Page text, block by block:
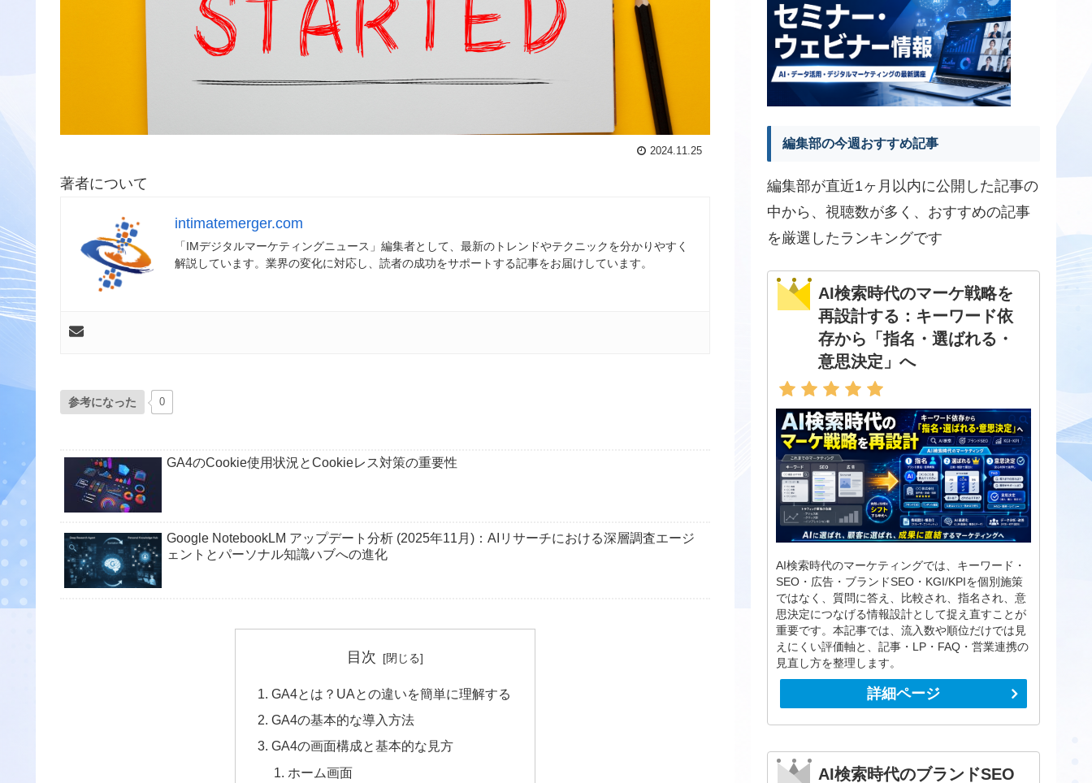
2024.11.25
著者について
intimatemerger.com
「IMデジタルマーケティングニュース」編集者として、最新のトレンドやテクニックを分かりやすく
解説しています。業界の変化に対応し、読者の成功をサポートする記事をお届けしています。
参考になった 0
GA4のCookie使用状況とCookieレス対策の重要性
Google NotebookLM アップデート分析 (2025年11月)：AIリサーチにおける深層調査エージ
ェントとパーソナル知識ハブへの進化
目次
GA4とは？UAとの違いを簡単に理解する
GA4の基本的な導入方法
GA4の画面構成と基本的な見方
ホーム画面
編集部の今週おすすめ記事
編集部が直近1ヶ月以内に公開した記事の
中から、視聴数が多く、おすすめの記事
を厳選したランキングです
AI検索時代のマーケ戦略を
再設計する：キーワード依
存から「指名・選ばれる・
意思決定」へ
AI検索時代のマーケティングでは、キーワード・
SEO・広告・ブランドSEO・KGI/KPIを個別施策
ではなく、質問に答え、比較され、指名され、意
思決定につなげる情報設計として捉え直すことが
重要です。本記事では、流入数や順位だけでは見
えにくい評価軸と、記事・LP・FAQ・営業連携の
見直し方を整理します。
詳細ページ
AI検索時代のブランドSEO